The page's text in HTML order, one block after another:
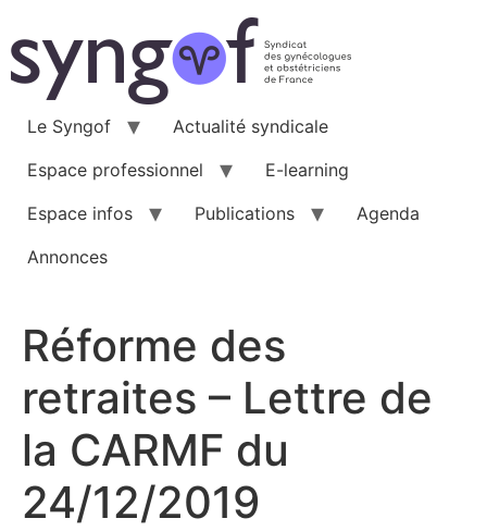
au
contenu
Le Syngof
Actualité syndicale
Espace professionnel
E-learning
Espace infos
Publications
Agenda
Annonces
Réforme des
retraites – Lettre de
la CARMF du
24/12/2019